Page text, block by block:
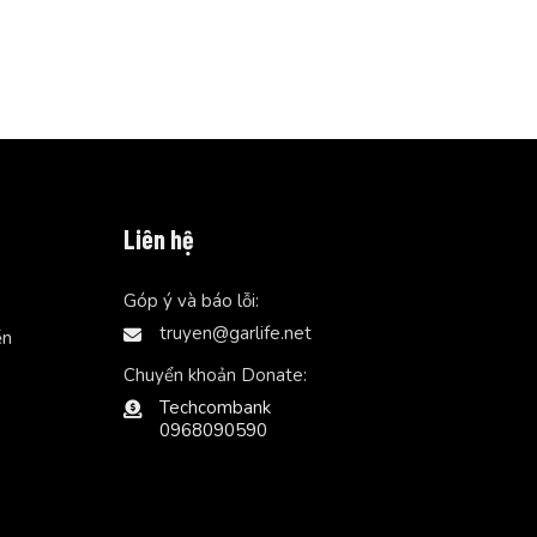
Liên hệ
Góp ý và báo lỗi:
truyen@garlife.net
Chuyển khoản Donate:
Techcombank
0968090590